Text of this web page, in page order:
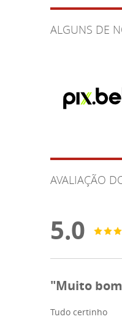
ALGUNS DE
AVALIAÇÃO
5.0
"Muito
Tudo certinho